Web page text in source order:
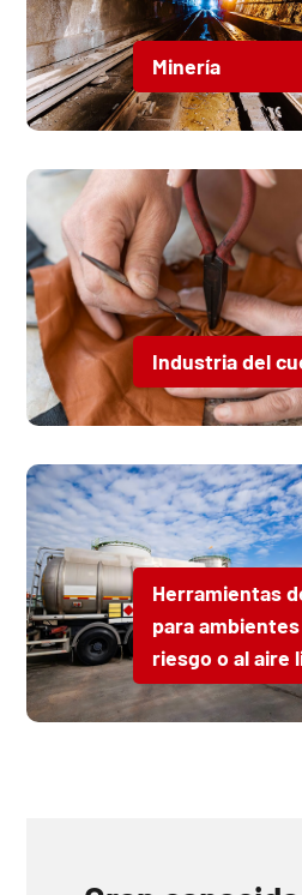
Minería
Industria del
Herramientas
para
riesgo o al aire